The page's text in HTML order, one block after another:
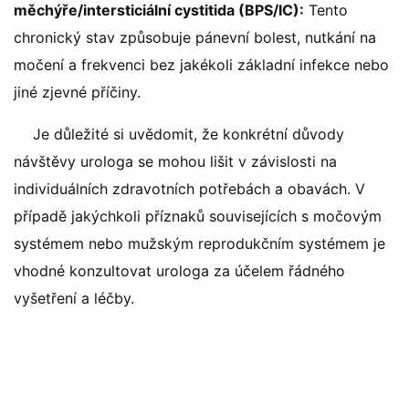
měchýře/intersticiální cystitida (BPS/IC): Tento
chronický stav způsobuje pánevní bolest, nutkání na
močení a frekvenci bez jakékoli základní infekce nebo
jiné zjevné příčiny.
Je důležité si uvědomit, že konkrétní důvody
návštěvy urologa se mohou lišit v závislosti na
individuálních zdravotních potřebách a obavách. V
případě jakýchkoli příznaků souvisejících s močovým
systémem nebo mužským reprodukčním systémem je
vhodné konzultovat urologa za účelem řádného
vyšetření a léčby.